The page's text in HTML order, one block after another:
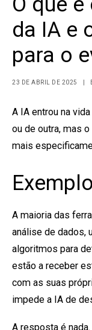
da IA e
para o
23 DE ABRIL DE 2025
A IA entrou na
ou de outra, mas
mais
A maioria das
análise de dados,
algoritmos para
estão a receber
com as suas
impede a IA de
A resposta é nada.